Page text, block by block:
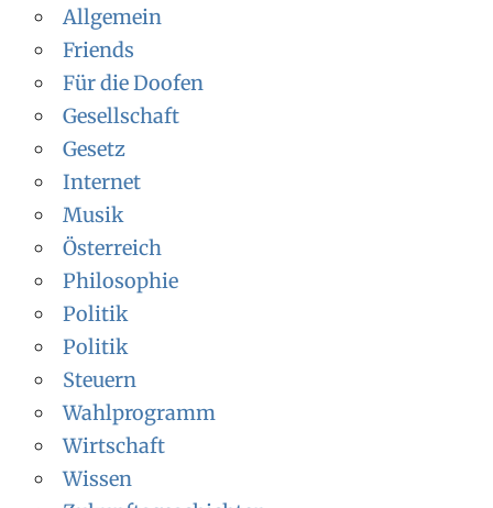
Allgemein
Friends
Für die Doofen
Gesellschaft
Gesetz
Internet
Musik
Österreich
Philosophie
Politik
Politik
Steuern
Wahlprogramm
Wirtschaft
Wissen